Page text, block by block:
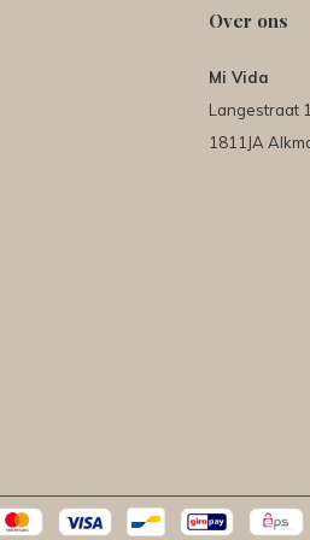
Over ons
Mi Vida
Langestraat
1811JA